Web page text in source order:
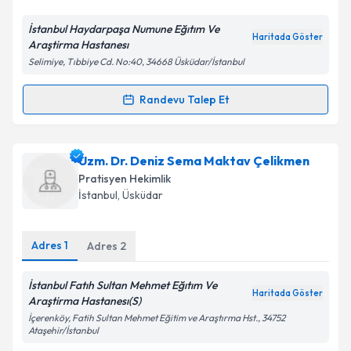
Kişisel verilerimin işlenmesine ilişkin
Metni'ni okudum ve kişisel verilerimin belirtilen
kapsamda işlenmesini kabul ediyorum.
İstanbul Haydarpaşa Numune Eğıtım Ve
Araştirma Hastanesı
Haritada Göster
Selimiye, Tıbbiye Cd. No:40, 34668 Üsküdar/İstanbul
Randevu Talep Et
Randevu Takvimi Talebi
Dr. Cebrail Ekmekçiiçin randevu takvimi talebi
oluşturun. Size bu uzmandan randevu almanız için bir
takvim hazırlandığında e-posta ile bilgilendireceğiz.
Kişisel verilerimin işlenmesine ilişkin
Aydınlatma
Metni'ni okudum ve kişisel verilerimin belirtilen
kapsamda işlenmesini kabul ediyorum.
Uzm. Dr. Deniz Sema Maktav Çelikmen
Pratisyen Hekimlik
İstanbul, Üsküdar
Adres 1 Adres 2
İstanbul Fatıh Sultan Mehmet Eğıtım Ve
Araştirma Hastanesı(S)
Haritada Göster
İçerenköy, Fatih Sultan Mehmet Eğitim ve Araştırma Hst., 34752
Ataşehir/İstanbul